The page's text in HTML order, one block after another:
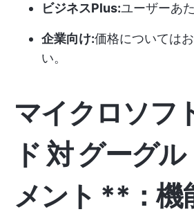
ビジネスPlus:ユーザーあ
企業向け:価格については
い。
マイクロソフ
ド 対 グーグ
メント **：機